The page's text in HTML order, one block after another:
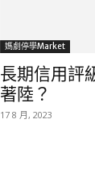
媽劇停學market
長期信用評
著陸？
17 8 月, 2023